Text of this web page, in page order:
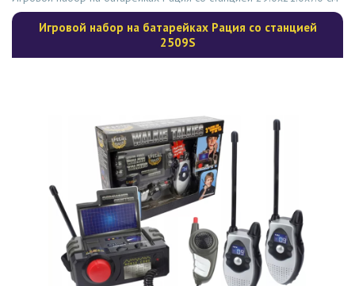
Игровой набор на батарейках Рация со станцией
2509S